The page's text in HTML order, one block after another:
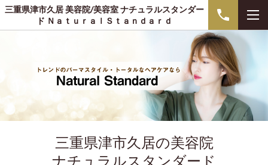
三重県津市久居 美容院/美容室 ナチュラルスタンダー
ド ＮａｔｕｒａｌＳｔａｎｄａｒｄ
三重県津市久居の美容院
ナチュラルスタンダード